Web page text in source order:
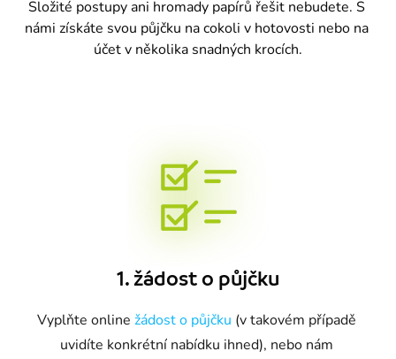
Složité postupy ani hromady papírů řešit nebudete. S
námi získáte svou půjčku na cokoli v hotovosti nebo na
účet v několika snadných krocích.
1. žádost o půjčku
Vyplňte online žádost o půjčku (v takovém případě
uvidíte konkrétní nabídku ihned), nebo nám